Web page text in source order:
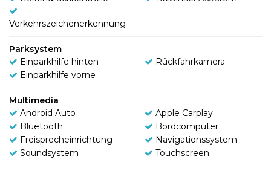
Verkehrszeichenerkennung
Parksystem
Einparkhilfe hinten
Rückfahrkamera
Einparkhilfe vorne
Multimedia
Android Auto
Apple Carplay
Bluetooth
Bordcomputer
Freisprecheinrichtung
Navigationssystem
Soundsystem
Touchscreen